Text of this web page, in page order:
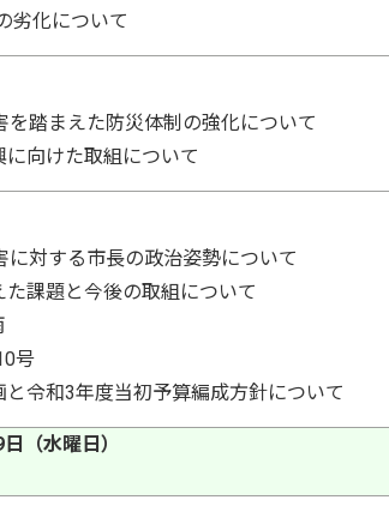
劣化について
踏まえた防災体制の強化について
向けた取組について
対する市長の政治姿勢について
課題と今後の取組について
号
令和3年度当初予算編成方針について
（水曜日）